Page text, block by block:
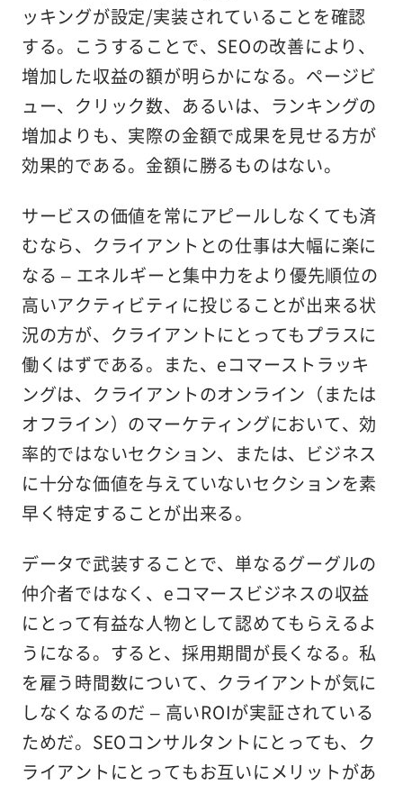
ッキングが設定/実装されていることを確認
する。こうすることで、SEOの改善により、
増加した収益の額が明らかになる。ページビ
ュー、クリック数、あるいは、ランキングの
増加よりも、実際の金額で成果を見せる方が
効果的である。金額に勝るものはない。
サービスの価値を常にアピールしなくても済
むなら、クライアントとの仕事は大幅に楽に
なる – エネルギーと集中力をより優先順位の
高いアクティビティに投じることが出来る状
況の方が、クライアントにとってもプラスに
働くはずである。また、eコマーストラッキ
ングは、クライアントのオンライン（または
オフライン）のマーケティングにおいて、効
率的ではないセクション、または、ビジネス
に十分な価値を与えていないセクションを素
早く特定することが出来る。
データで武装することで、単なるグーグルの
仲介者ではなく、eコマースビジネスの収益
にとって有益な人物として認めてもらえるよ
うになる。すると、採用期間が長くなる。私
を雇う時間数について、クライアントが気に
しなくなるのだ – 高いROIが実証されている
ためだ。SEOコンサルタントにとっても、ク
ライアントにとってもお互いにメリットがあ